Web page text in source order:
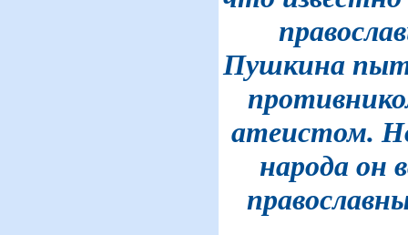
Пушкина
атеистом.
народа он